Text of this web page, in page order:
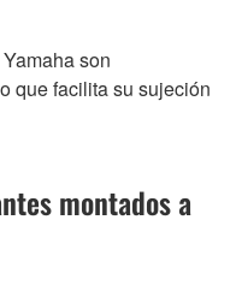
son
que facilita su sujeción
montados a